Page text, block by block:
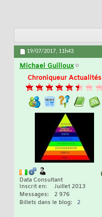
19/07/2017, 11h43
Michael Guilloux
Chroniqueur Actualités
Data Consultant
Inscrit en
Juillet 2013
Messages
2 976
Billets dans le blog
2